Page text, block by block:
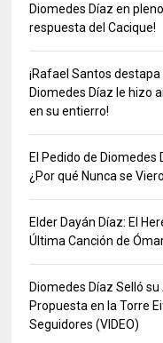
Diomedes Díaz en
respuesta del Cacique!
¡Rafael Santos
Diomedes Díaz le hizo
en su entierro!
El Pedido de Diomedes
¿Por qué Nunca se
Elder Dayán Díaz: El
Última Canción de
Diomedes Díaz Selló
Propuesta en la Torre
Seguidores (VIDEO)